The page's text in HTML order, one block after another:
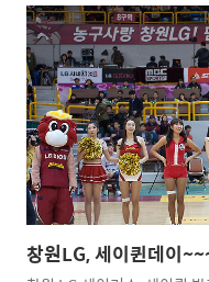
All pictures cannot be
창원LG, 세이퀸데이